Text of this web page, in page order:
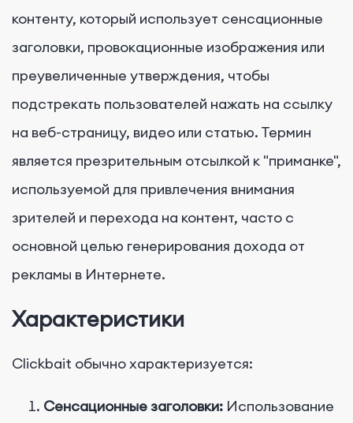
контенту, который использует сенсационные
заголовки, провокационные изображения или
преувеличенные утверждения, чтобы
подстрекать пользователей нажать на ссылку
на веб-страницу, видео или статью. Термин
является презрительным отсылкой к "приманке",
используемой для привлечения внимания
зрителей и перехода на контент, часто с
основной целью генерирования дохода от
рекламы в Интернете.
Характеристики
Clickbait обычно характеризуется:
Сенсационные заголовки: Использование